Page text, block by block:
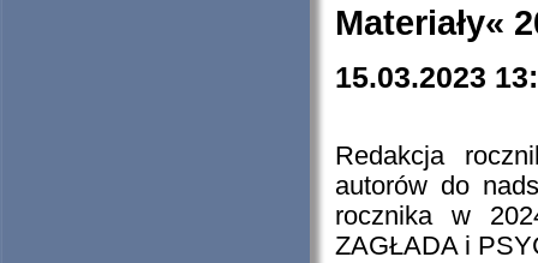
Materiały«
15.03.2023
Redakcja
autorów do
rocznika w
ZAGŁADA i